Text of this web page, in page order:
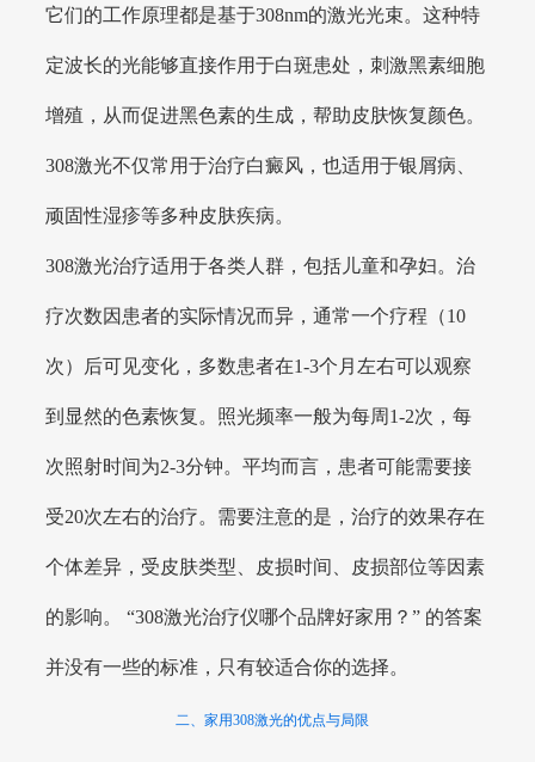
它们的工作原理都是基于308nm的激光光束。这种特
定波长的光能够直接作用于白斑患处，刺激黑素细胞
增殖，从而促进黑色素的生成，帮助皮肤恢复颜色。
308激光不仅常用于治疗白癜风，也适用于银屑病、
顽固性湿疹等多种皮肤疾病。
308激光治疗适用于各类人群，包括儿童和孕妇。治
疗次数因患者的实际情况而异，通常一个疗程（10
次）后可见变化，多数患者在1-3个月左右可以观察
到显然的色素恢复。照光频率一般为每周1-2次，每
次照射时间为2-3分钟。平均而言，患者可能需要接
受20次左右的治疗。需要注意的是，治疗的效果存在
个体差异，受皮肤类型、皮损时间、皮损部位等因素
的影响。 “308激光治疗仪哪个品牌好家用？” 的答案
并没有一些的标准，只有较适合你的选择。
二、家用308激光的优点与局限